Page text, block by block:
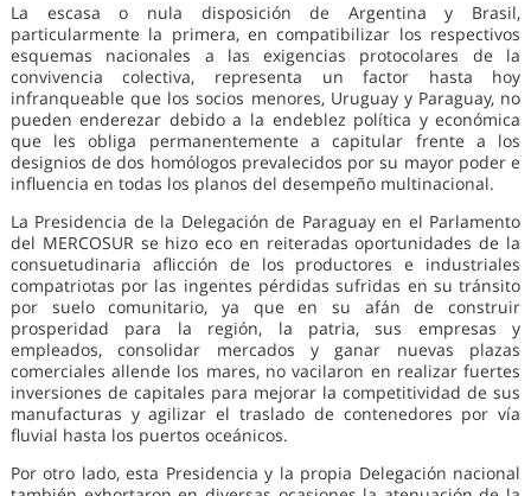
La escasa o nula disposición de Argentina y Brasil,
particularmente la primera, en compatibilizar los respectivos
esquemas nacionales a las exigencias protocolares de la
convivencia colectiva, representa un factor hasta hoy
infranqueable que los socios menores, Uruguay y Paraguay, no
pueden enderezar debido a la endeblez política y económica
que les obliga permanentemente a capitular frente a los
designios de dos homólogos prevalecidos por su mayor poder e
influencia en todas los planos del desempeño multinacional.
La Presidencia de la Delegación de Paraguay en el Parlamento
del MERCOSUR se hizo eco en reiteradas oportunidades de la
consuetudinaria aflicción de los productores e industriales
compatriotas por las ingentes pérdidas sufridas en su tránsito
por suelo comunitario, ya que en su afán de construir
prosperidad para la región, la patria, sus empresas y
empleados, consolidar mercados y ganar nuevas plazas
comerciales allende los mares, no vacilaron en realizar fuertes
inversiones de capitales para mejorar la competitividad de sus
manufacturas y agilizar el traslado de contenedores por vía
fluvial hasta los puertos oceánicos.
Por otro lado, esta Presidencia y la propia Delegación nacional